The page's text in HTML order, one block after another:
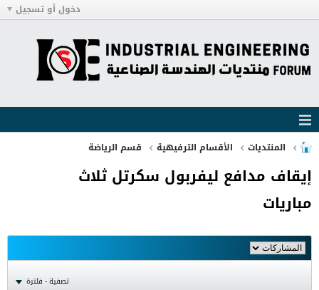
دخول أو تسجيل
المنتديات الأقسام الترفيهية قسم الرياضة
إيقاف مدافع ليفربول سكرتل ثلاث
مباريات
تصفية - فلترة